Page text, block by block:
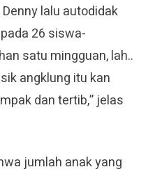
lalu autodidak
26 siswa-
satu mingguan, lah..
angklung itu kan
dan tertib,” jelas
jumlah anak yang